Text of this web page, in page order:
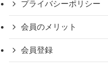
プライバシーポリシー
会員のメリット
会員登録